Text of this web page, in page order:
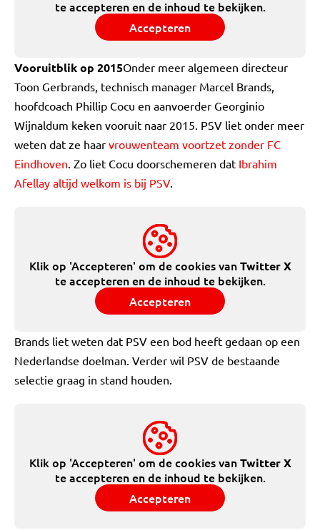
te accepteren en de inhoud te bekijken.
Accepteren
Vooruitblik op 2015Onder meer algemeen directeur
Toon Gerbrands, technisch manager Marcel Brands,
hoofdcoach Phillip Cocu en aanvoerder Georginio
Wijnaldum keken vooruit naar 2015. PSV liet onder meer
weten dat ze haar vrouwenteam voortzet zonder FC
Eindhoven. Zo liet Cocu doorschemeren dat Ibrahim
Afellay altijd welkom is bij PSV.
Klik op 'Accepteren' om de cookies vanTwitter X
te accepteren en de inhoud te bekijken.
Accepteren
Brands liet weten dat PSV een bod heeft gedaan op een
Nederlandse doelman. Verder wil PSV de bestaande
selectie graag in stand houden.
Klik op 'Accepteren' om de cookies vanTwitter X
te accepteren en de inhoud te bekijken.
Accepteren